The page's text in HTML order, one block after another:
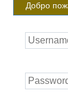
Добро